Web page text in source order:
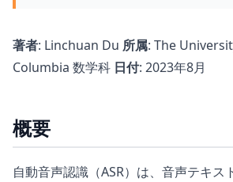
著者: Linchuan Du 所属: The
Columbia 数学科 日付: 2023年8月
概要
自動音声認識（ASR）は、音声テキス